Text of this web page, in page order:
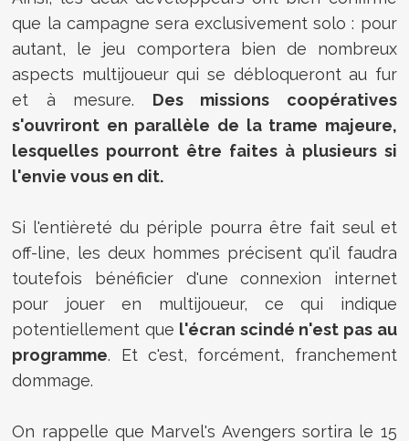
que la campagne sera exclusivement solo : pour
autant, le jeu comportera bien de nombreux
aspects multijoueur qui se débloqueront au fur
et à mesure. Des missions coopératives
s'ouvriront en parallèle de la trame majeure,
lesquelles pourront être faites à plusieurs si
l'envie vous en dit.
Si l'entièreté du périple pourra être fait seul et
off-line, les deux hommes précisent qu'il faudra
toutefois bénéficier d'une connexion internet
pour jouer en multijoueur, ce qui indique
potentiellement que l'écran scindé n'est pas au
programme. Et c'est, forcément, franchement
dommage.
On rappelle que Marvel's Avengers sortira le 15